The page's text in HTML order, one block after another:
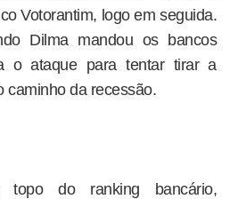
Votorantim, logo em seguida.
Dilma mandou os bancos
o ataque para tentar tirar a
caminho da recessão.
do ranking bancário,